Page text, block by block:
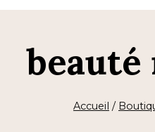
Accueil /